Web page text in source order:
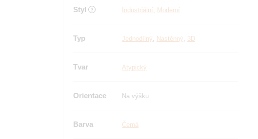
Styl Industriální, Moderní
Typ Jednodílný, Nastěnný, 3D
Tvar Atypický
Orientace Na výšku
Barva Černá